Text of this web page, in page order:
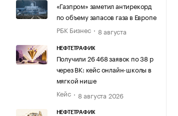
«Газпром» заметил антирекорд
по объему запасов газа в Европе
РБК Бизнес
8 августа
НЕФТЕТРАФИК
Получили 26 468 заявок по 38 р
через ВК: кейс онлайн-школы в
мягкой нише
Кейс
8 августа 2026
НЕФТЕТРАФИК